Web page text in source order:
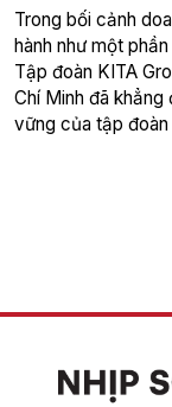
Trong bối cảnh
hành như một
Tập đoàn KITA
Chí Minh đã
vững của tập đoàn